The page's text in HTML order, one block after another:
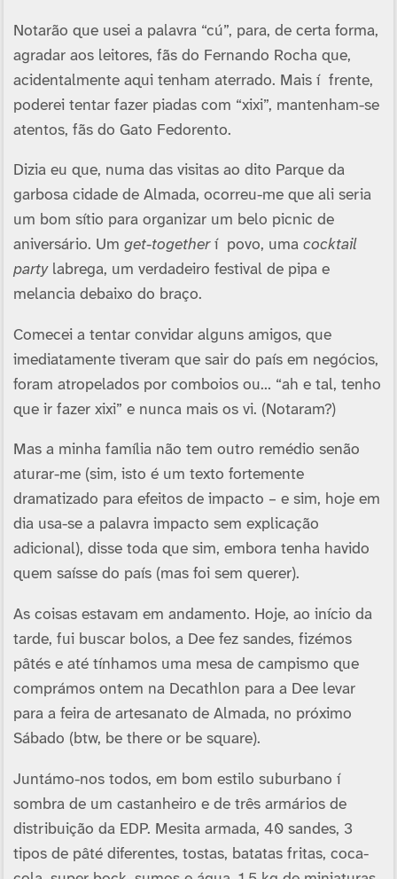
Notarão que usei a palavra “cú”, para, de certa forma,
agradar aos leitores, fãs do Fernando Rocha que,
acidentalmente aqui tenham aterrado. Mais í frente,
poderei tentar fazer piadas com “xixi”, mantenham-se
atentos, fãs do Gato Fedorento.
Dizia eu que, numa das visitas ao dito Parque da
garbosa cidade de Almada, ocorreu-me que ali seria
um bom sí­tio para organizar um belo picnic de
aniversário. Um get-togetherí povo, uma cocktail
partylabrega, um verdadeiro festival de pipa e
melancia debaixo do braço.
Comecei a tentar convidar alguns amigos, que
imediatamente tiveram que sair do paí­s em negócios,
foram atropelados por comboios ou… “ah e tal, tenho
que ir fazer xixi” e nunca mais os vi. (Notaram?)
Mas a minha famí­lia não tem outro remédio senão
aturar-me (sim, isto é um texto fortemente
dramatizado para efeitos de impacto – e sim, hoje em
dia usa-se a palavra impacto sem explicação
adicional), disse toda que sim, embora tenha havido
quem saí­sse do paí­s (mas foi sem querer).
As coisas estavam em andamento. Hoje, ao iní­cio da
tarde, fui buscar bolos, a Dee fez sandes, fizémos
pâtés e até tí­nhamos uma mesa de campismo que
comprámos ontem na Decathlon para a Dee levar
para a feira de artesanato de Almada, no próximo
Sábado (btw, be there or be square).
Juntámo-nos todos, em bom estilo suburbano í
sombra de um castanheiro e de três armários de
distribuição da EDP. Mesita armada, 40 sandes, 3
tipos de pâté diferentes, tostas, batatas fritas, coca-